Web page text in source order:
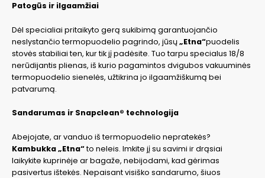
Patogūs ir ilgaamžiai
Dėl specialiai pritaikyto gerą sukibimą garantuojančio
neslystančio termopuodelio pagrindo, jūsų„Etna“puodelis
stovės stabiliai ten, kur tik jį padėsite. Tuo tarpu specialus 18/8
nerūdijantis plienas, iš kurio pagamintos dvigubos vakuuminės
termopuodelio sienelės, užtikrina jo ilgaamžiškumą bei
patvarumą.
Sandarumas ir Snapclean® technologija
Abejojate, ar vanduo iš termopuodelio nepratekės?
Kambukka „Etna“to neleis. Imkite jį su savimi ir drąsiai
laikykite kuprinėje ar bagaže, nebijodami, kad gėrimas
pasivertus ištekės. Nepaisant visiško sandarumo, šiuos